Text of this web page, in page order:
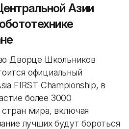
Азии
Дворце Школьников
официальный
FIRST Championship, в
более 3000
мира, включая
лучших будут бороться